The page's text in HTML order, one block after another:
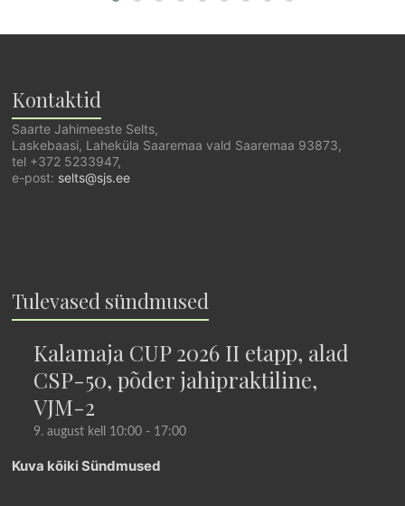
Kontaktid
Saarte Jahimeeste Selts,
Laskebaasi, Laheküla Saaremaa vald Saaremaa 93873,
tel +372 5233947,
e-post: selts@sjs.ee
Tulevased sündmused
Kalamaja CUP 2026 II etapp, alad
CSP-50, põder jahipraktiline,
VJM-2
9. august kell 10:00 - 17:00
Kuva kõiki Sündmused